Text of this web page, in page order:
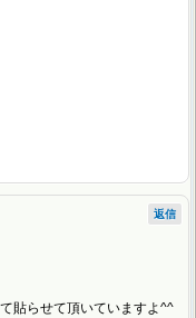
貼らせて頂いていますよ^^
返信